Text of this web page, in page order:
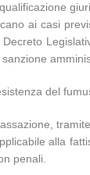
ai casi
Decreto
del
alla
penali.